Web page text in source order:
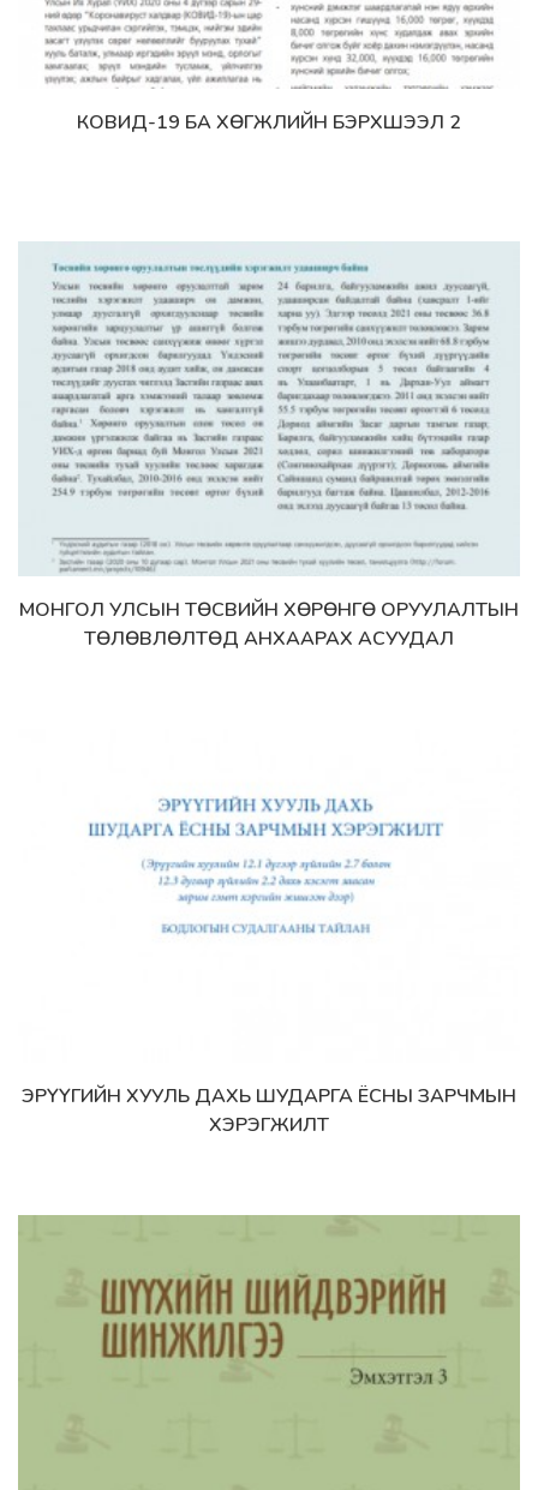
Дэлгэрэнгүй
КОВИД-19 БА ХӨГЖЛИЙН БЭРХШЭЭЛ 2
Дэлгэрэнгүй
МОНГОЛ УЛСЫН ТӨСВИЙН ХӨРӨНГӨ ОРУУЛАЛТЫН
ТӨЛӨВЛӨЛТӨД АНХААРАХ АСУУДАЛ
Дэлгэрэнгүй
ЭРҮҮГИЙН ХУУЛЬ ДАХЬ ШУДАРГА ЁСНЫ ЗАРЧМЫН
ХЭРЭГЖИЛТ